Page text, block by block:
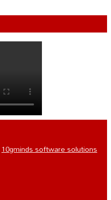
10gminds software solutions